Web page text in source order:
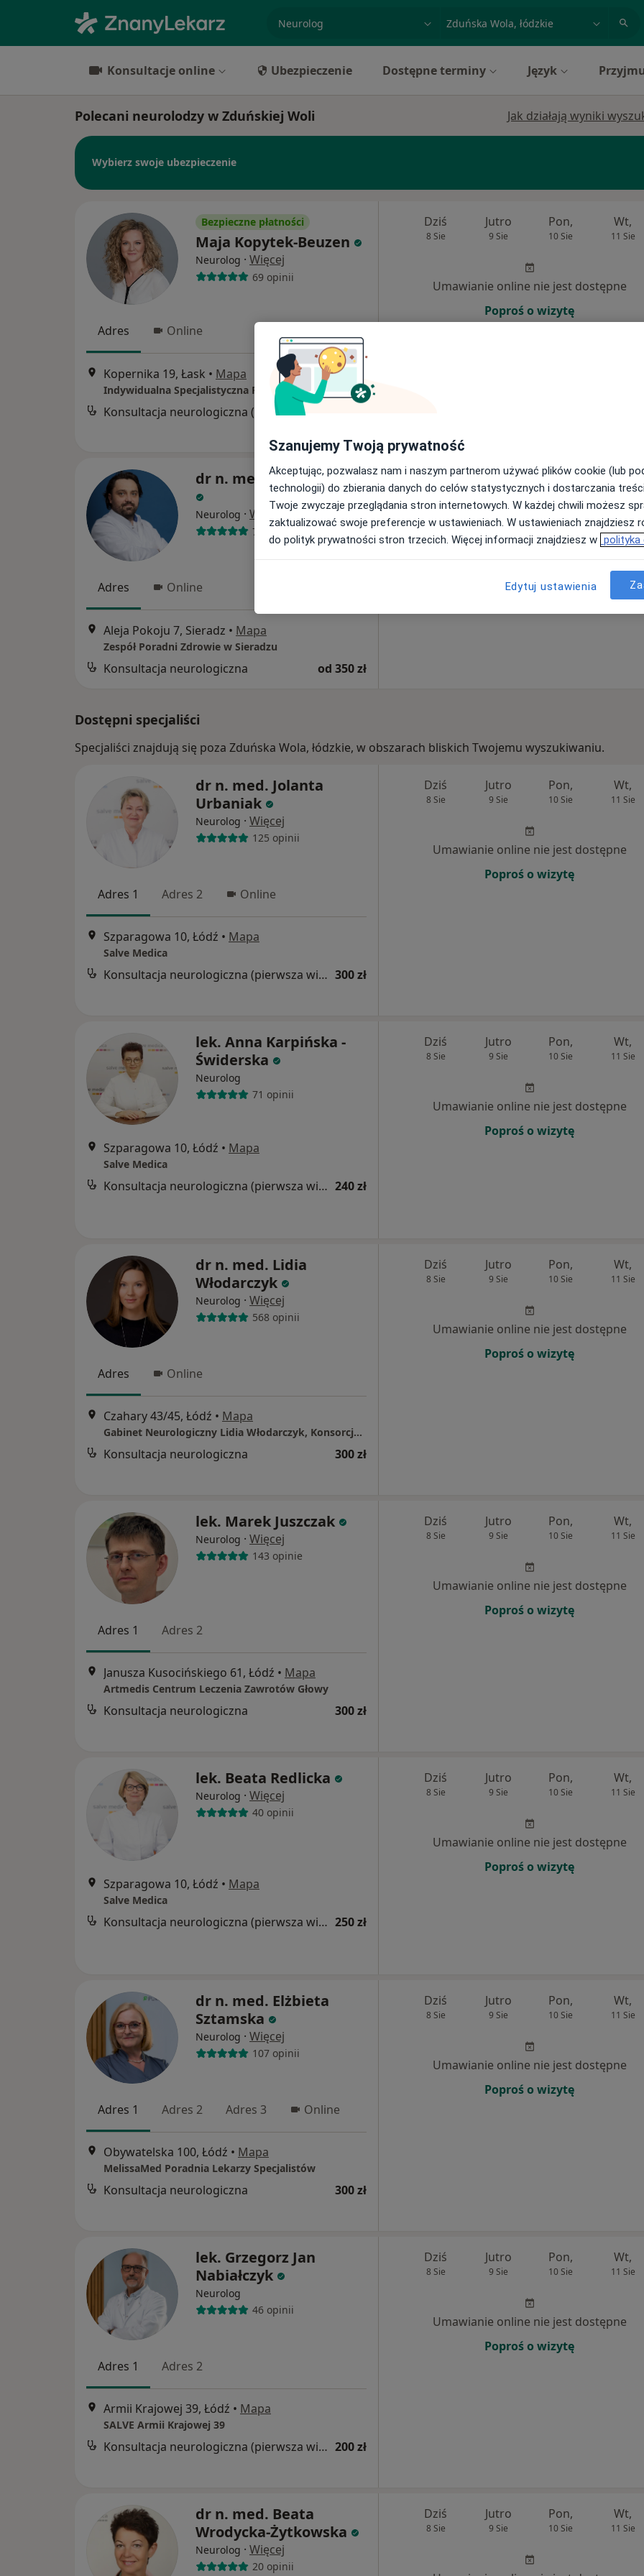
specjalizacja, badanie lub nazwiskomiasto lub dzielnica
Konsultacje online Ubezpieczenie Dostępne terminy Język
Polecani neurolodzy w Zduńskiej Woli Jak działają wyniki
Wybierz swoje ubezpieczenie
Bezpieczne płatności
Maja Kopytek-Beuzen
Neurolog · Więcej
69 opinii
Adres Online
Kopernika 19, Łask • Mapa
Indywidualna Specjalistyczna Praktyka Lekarska - Gabinet w Łasku
Dziś
8 Sie
Jutro
9 Sie
Pon,
10 Sie
Wt,
11 Sie
Umawianie online nie jest dostępne
Poproś o wizytę
dr n. med. Łukasz Jasek
Neurolog · Więcej
767 opinii
Adres Online
Aleja Pokoju 7, Sieradz • Mapa
Zespół Poradni Zdrowie w Sieradzu
Konsultacja neurologiczna od 350 zł
Dziś
8 Sie
Jutro
9 Sie
Pon,
10 Sie
Wt,
11 Sie
Brak kalendarza w Twojej lokalizacji.
Dostępni specjaliści
Specjaliści znajdują się poza Zduńska Wola, łódzkie, w obszarach bliskich Twojemu wyszukiwaniu.
dr n. med. Jolanta
Urbaniak
Neurolog · Więcej
125 opinii
Adres 1 Adres 2 Online
Szparagowa 10, Łódź • Mapa
Salve Medica
Konsultacja neurologiczna (pierwsza wizyta) 300 zł
Dziś
8 Sie
Jutro
9 Sie
Pon,
10 Sie
Wt,
11 Sie
Umawianie online nie jest dostępne
Poproś o wizytę
lek. Anna Karpińska -
Świderska­
Neurolog
71 opinii
Szparagowa 10, Łódź • Mapa
Salve Medica
Konsultacja neurologiczna (pierwsza wizyta) 240 zł
Dziś
8 Sie
Jutro
9 Sie
Pon,
10 Sie
Wt,
11 Sie
Umawianie online nie jest dostępne
Poproś o wizytę
dr n. med. Lidia
Włodarczyk
Neurolog · Więcej
568 opinii
Adres Online
Czahary 43/45, Łódź • Mapa
Gabinet Neurologiczny Lidia Włodarczyk, Konsorcjum Lekarzy Specjalistów "Oczy-vista"
Konsultacja neurologiczna 300 zł
Dziś
8 Sie
Jutro
9 Sie
Pon,
10 Sie
Wt,
11 Sie
Umawianie online nie jest dostępne
Poproś o wizytę
lek. Marek Juszczak
Neurolog · Więcej
143 opinie
Adres 1 Adres 2
Janusza Kusocińskiego 61, Łódź • Mapa
Artmedis Centrum Leczenia Zawrotów Głowy
Konsultacja neurologiczna 300 zł
Dziś
8 Sie
Jutro
9 Sie
Pon,
10 Sie
Wt,
11 Sie
Umawianie online nie jest dostępne
Poproś o wizytę
lek. Beata Redlicka
Neurolog · Więcej
40 opinii
Szparagowa 10, Łódź • Mapa
Salve Medica
Konsultacja neurologiczna (pierwsza wizyta) 250 zł
Dziś
8 Sie
Jutro
9 Sie
Pon,
10 Sie
Wt,
11 Sie
Umawianie online nie jest dostępne
Poproś o wizytę
dr n. med. Elżbieta
Sztamska
Neurolog · Więcej
107 opinii
Adres 1 Adres 2 Adres 3 Online
Obywatelska 100, Łódź • Mapa
MelissaMed Poradnia Lekarzy Specjalistów
Konsultacja neurologiczna 300 zł
Dziś
8 Sie
Jutro
9 Sie
Pon,
10 Sie
Wt,
11 Sie
Umawianie online nie jest dostępne
Poproś o wizytę
lek. Grzegorz Jan
Nabiałczyk
Neurolog
46 opinii
Adres 1 Adres 2
Armii Krajowej 39, Łódź • Mapa
SALVE Armii Krajowej 39
Konsultacja neurologiczna (pierwsza wizyta) 200 zł
Dziś
8 Sie
Jutro
9 Sie
Pon,
10 Sie
Wt,
11 Sie
Umawianie online nie jest dostępne
Poproś o wizytę
dr n. med. Beata
Wrodycka-Żytkowska
Neurolog · Więcej
20 opinii
Dziś
8 Sie
Jutro
9 Sie
Pon,
10 Sie
Wt,
11 Sie
Szanujemy Twoją prywatność
Akceptując, pozwalasz nam i naszym partnerom używać plików cookie (lub
technologii) do zbierania danych do celów statystycznych i dostarczania
Twoje zwyczaje przeglądania stron internetowych. W każdej chwili możesz
zaktualizować swoje preferencje w ustawieniach. W ustawieniach znajdziesz
do polityk prywatności stron trzecich. Więcej informacji znajdziesz w polityka
Edytuj ustawienia